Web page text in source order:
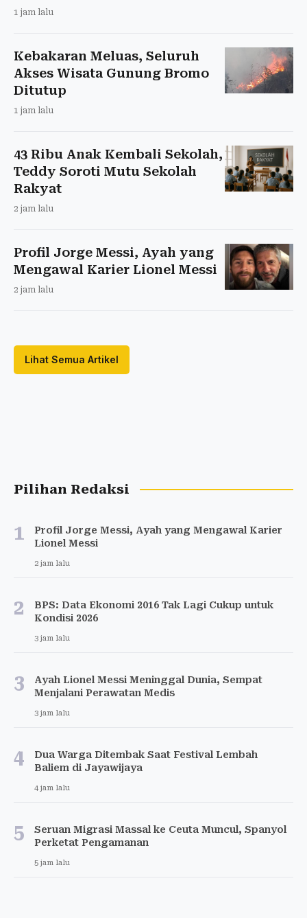
1 jam lalu
Kebakaran Meluas, Seluruh
Akses Wisata Gunung Bromo
Ditutup
1 jam lalu
43 Ribu Anak Kembali Sekolah,
Teddy Soroti Mutu Sekolah
Rakyat
2 jam lalu
Profil Jorge Messi, Ayah yang
Mengawal Karier Lionel Messi
2 jam lalu
Lihat Semua Artikel
Pilihan Redaksi
1
Profil Jorge Messi, Ayah yang Mengawal Karier
Lionel Messi
2 jam lalu
2
BPS: Data Ekonomi 2016 Tak Lagi Cukup untuk
Kondisi 2026
3 jam lalu
3
Ayah Lionel Messi Meninggal Dunia, Sempat
Menjalani Perawatan Medis
3 jam lalu
4
Dua Warga Ditembak Saat Festival Lembah
Baliem di Jayawijaya
4 jam lalu
5
Seruan Migrasi Massal ke Ceuta Muncul, Spanyol
Perketat Pengamanan
5 jam lalu